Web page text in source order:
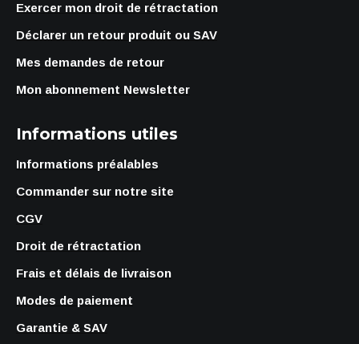
Exercer mon droit de rétractation
Déclarer un retour produit ou SAV
Mes demandes de retour
Mon abonnement Newsletter
Informations utiles
Informations préalables
Commander sur notre site
CGV
Droit de rétractation
Frais et délais de livraison
Modes de paiement
Garantie & SAV